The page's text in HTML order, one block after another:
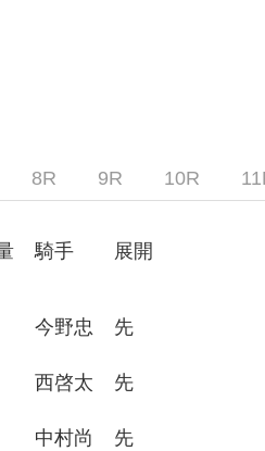
8R 9R 10R
騎手 展開
今野忠 先
西啓太 先
中村尚 先